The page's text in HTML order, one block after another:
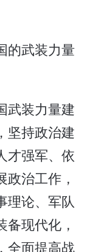
武装力量
装力量建
坚持政治建
才强军、依
治工作，
理论、军队
现代化，
全面提高战